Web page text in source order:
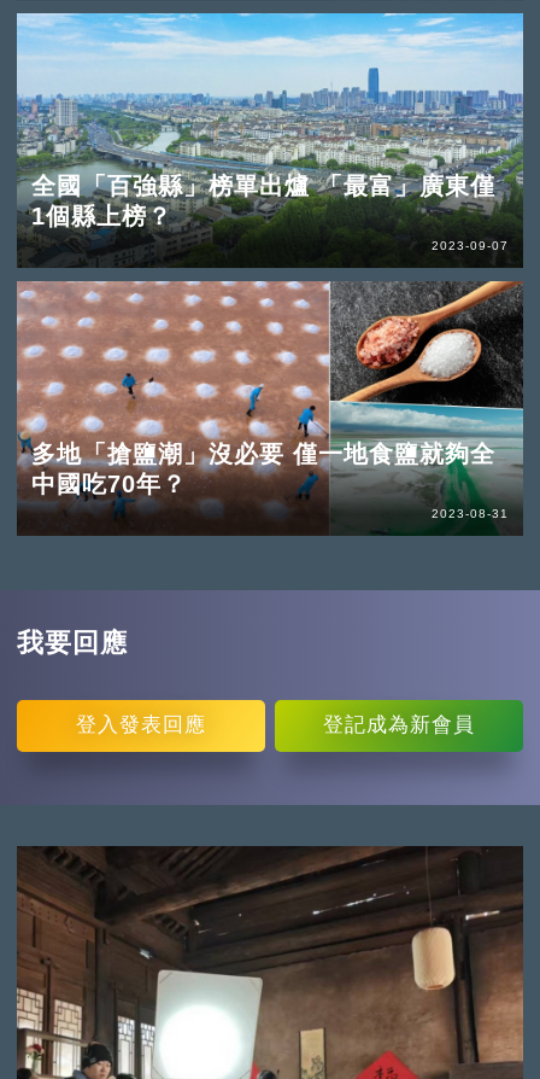
全國「百強縣」榜單出爐 「最富」廣東僅
1個縣上榜？
2023-09-07
多地「搶鹽潮」沒必要 僅一地食鹽就夠全
中國吃70年？
2023-08-31
我要回應
登入 發表回應 登記成為新會員